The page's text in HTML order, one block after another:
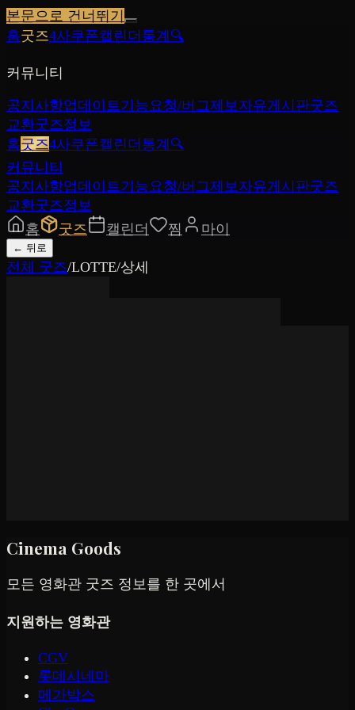
본문으로 건너뛰기
홈굿즈4사쿠폰캘린더 통계 🔍
커뮤니티
공지사항업데이트기능요청/버그제보자유게시판굿즈
교환굿즈정보
홈굿즈4사쿠폰캘린더 통계 🔍
커뮤니티
공지사항업데이트기능요청/버그제보자유게시판굿즈
교환굿즈정보
홈
굿즈 캘린더 찜 마이
← 뒤로
전체 굿즈/LOTTE/상세
Cinema Goods
모든 영화관 굿즈 정보를 한 곳에서
지원하는 영화관
CGV
롯데시네마
메가박스